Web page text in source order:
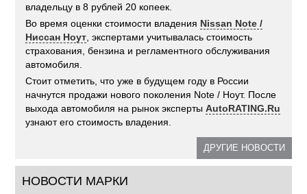
владельцу в 8 рублей 20 копеек.
Во время оценки стоимости владения Nissan Note /
Ниссан Ноут , экспертами учитывалась стоимость
страхования, бензина и регламентного обслуживания
автомобиля.
Стоит отметить, что уже в будущем году в России
начнутся продажи нового поколения Note / Ноут. После
выхода автомобиля на рынок экспертыAutoRATING.Ru
узнают его стоимость владения.
ДРУГИЕ НОВОСТИ
НОВОСТИ МАРКИ